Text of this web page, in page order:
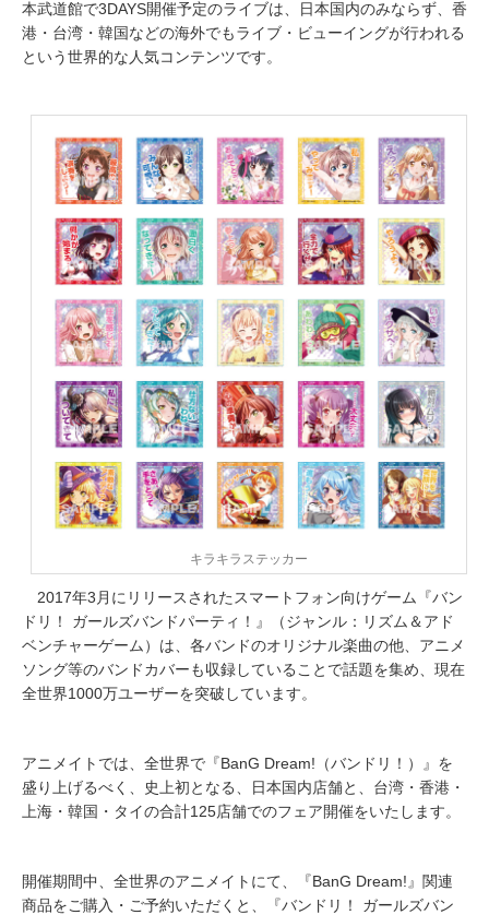
本武道館で3DAYS開催予定のライブは、日本国内のみならず、香
港・台湾・韓国などの海外でもライブ・ビューイングが行われる
という世界的な人気コンテンツです。
キラキラステッカー
2017年3月にリリースされたスマートフォン向けゲーム『バン
ドリ！ ガールズバンドパーティ！』（ジャンル：リズム＆アド
ベンチャーゲーム）は、各バンドのオリジナル楽曲の他、アニメ
ソング等のバンドカバーも収録していることで話題を集め、現在
全世界1000万ユーザーを突破しています。
アニメイトでは、全世界で『BanG Dream!（バンドリ！）』を
盛り上げるべく、史上初となる、日本国内店舗と、台湾・香港・
上海・韓国・タイの合計125店舗でのフェア開催をいたします。
開催期間中、全世界のアニメイトにて、『BanG Dream!』関連
商品をご購入・ご予約いただくと、『バンドリ！ ガールズバン